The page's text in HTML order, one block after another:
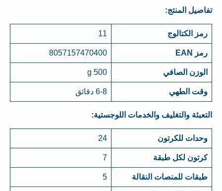
تفاصيل المنتج:
رمز الكتالوج 11
رمز EAN 8057157470400
الوزن الصافي 500 g
وقت الطهي 6-8 دقائق
التعبئة والتغليف والخدمات اللوجستية:
وحدات للكرتون 24
كرتون لكل طبقة 7
طبقات للمنصات النقالة 5